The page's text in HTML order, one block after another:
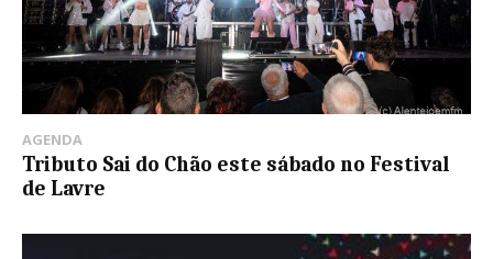
AGENDA
Tributo Sai do Chão este sábado no Festival
de Lavre